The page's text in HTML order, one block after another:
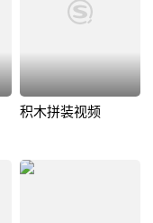
积木拼装视频